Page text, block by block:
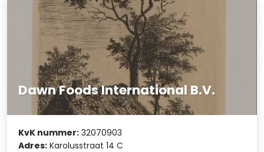
Dawn Foods International B.V.
KvK nummer: 32070903
Adres: Karolusstraat 14 C